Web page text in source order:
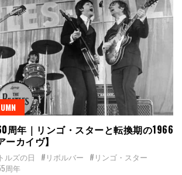
周年｜リンゴ・スターと転換期の1966
カイヴ】
ルズの日 #リボルバー #リンゴ・スター
周年